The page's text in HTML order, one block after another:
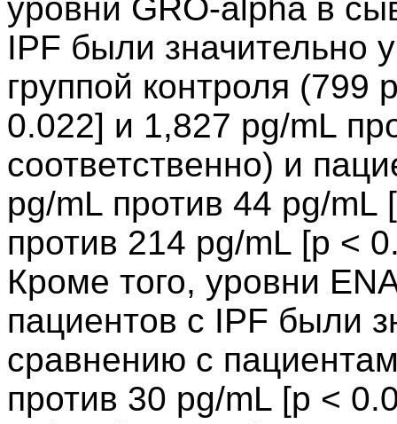
уровни GRO-alpha в
IPF были значительно
группой контроля (799
0.022] и 1,827 pg/mL
соответственно) и
pg/mL против 44 pg/
против 214 pg/mL [p <
Кроме того, уровни
пациентов с IPF были
сравнению с
против 30 pg/mL [p <